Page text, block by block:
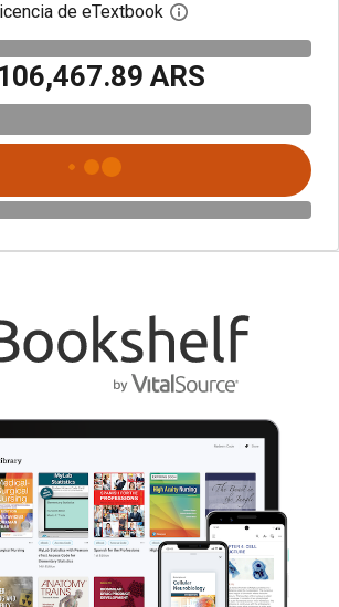
de eTextbook Abre el cuadro de
ARS